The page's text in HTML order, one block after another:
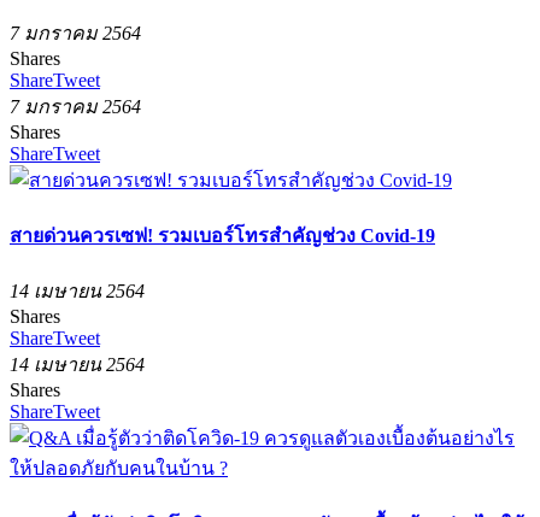
7 มกราคม 2564
Shares
ShareTweet
7 มกราคม 2564
Shares
ShareTweet
สายด่วนควรเซฟ! รวมเบอร์โทรสำคัญช่วง Covid-19
14 เมษายน 2564
Shares
ShareTweet
14 เมษายน 2564
Shares
ShareTweet